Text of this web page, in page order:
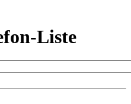
Liste